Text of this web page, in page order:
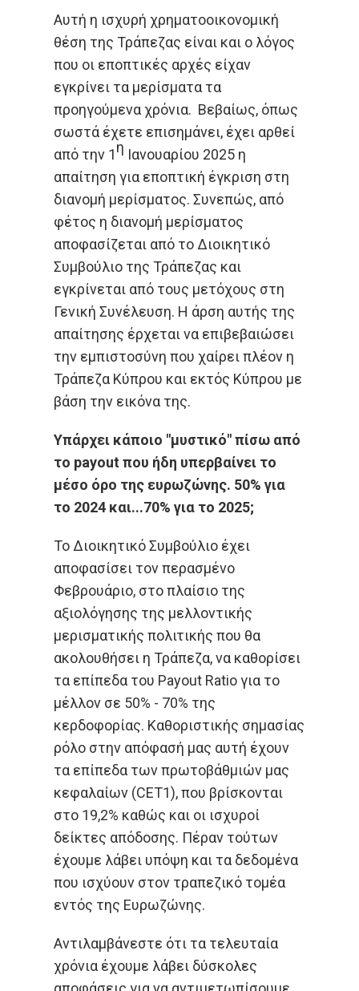
Αυτή η ισχυρή χρηματοοικονομική
θέση της Τράπεζας είναι και ο λόγος
που οι εποπτικές αρχές είχαν
εγκρίνει τα μερίσματα τα
προηγούμενα χρόνια. Βεβαίως, όπως
σωστά έχετε επισημάνει, έχει αρθεί
από την 1η Ιανουαρίου 2025 η
απαίτηση για εποπτική έγκριση στη
διανομή μερίσματος. Συνεπώς, από
φέτος η διανομή μερίσματος
αποφασίζεται από το Διοικητικό
Συμβούλιο της Τράπεζας και
εγκρίνεται από τους μετόχους στη
Γενική Συνέλευση. Η άρση αυτής της
απαίτησης έρχεται να επιβεβαιώσει
την εμπιστοσύνη που χαίρει πλέον η
Τράπεζα Κύπρου και εκτός Κύπρου με
βάση την εικόνα της.
Υπάρχει κάποιο "μυστικό" πίσω από
το payout που ήδη υπερβαίνει το
μέσο όρο της ευρωζώνης. 50% για
το 2024 και...70% για το 2025;
Το Διοικητικό Συμβούλιο έχει
αποφασίσει τον περασμένο
Φεβρουάριο, στο πλαίσιο της
αξιολόγησης της μελλοντικής
μερισματικής πολιτικής που θα
ακολουθήσει η Τράπεζα, να καθορίσει
τα επίπεδα του Payout Ratio για το
μέλλον σε 50% - 70% της
κερδοφορίας. Καθοριστικής σημασίας
ρόλο στην απόφασή μας αυτή έχουν
τα επίπεδα των πρωτοβάθμιών μας
κεφαλαίων (CET1), που βρίσκονται
στο 19,2% καθώς και οι ισχυροί
δείκτες απόδοσης. Πέραν τούτων
έχουμε λάβει υπόψη και τα δεδομένα
που ισχύουν στον τραπεζικό τομέα
εντός της Ευρωζώνης.
Αντιλαμβάνεστε ότι τα τελευταία
χρόνια έχουμε λάβει δύσκολες